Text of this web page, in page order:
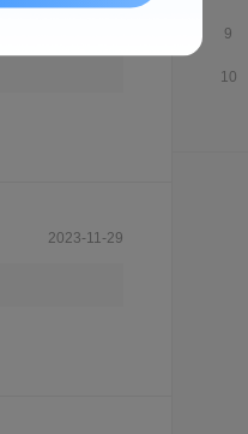
2023-11-29
9
10